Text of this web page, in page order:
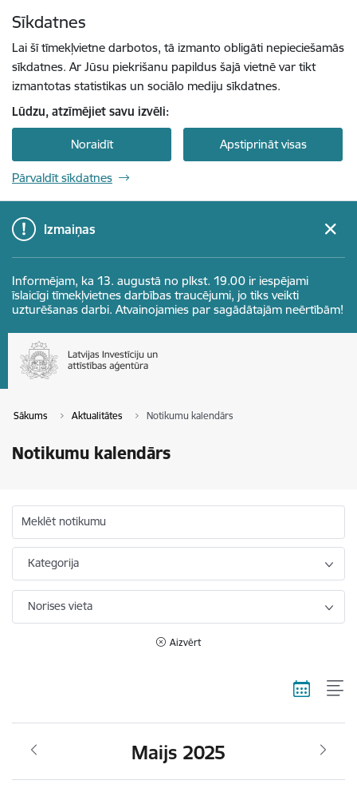
Sīkdatnes
Lai šī tīmekļvietne darbotos, tā izmanto obligāti nepieciešamās
sīkdatnes. Ar Jūsu piekrišanu papildus šajā vietnē var tikt
izmantotas statistikas un sociālo mediju sīkdatnes.
Lūdzu, atzīmējiet savu izvēli:
Noraidīt Apstiprināt visas
Pārvaldīt sīkdatnes
Izmaiņas
Informējam, ka 13. augustā no plkst. 19.00 ir iespējami
īslaicīgi tīmekļvietnes darbības traucējumi, jo tiks veikti
uzturēšanas darbi. Atvainojamies par sagādātajām neērtībām!
Sākums Aktualitātes Notikumu kalendārs
Notikumu kalendārs
Meklēt notikumu
Kategorija
Norises vieta
Aizvērt
Maijs 2025